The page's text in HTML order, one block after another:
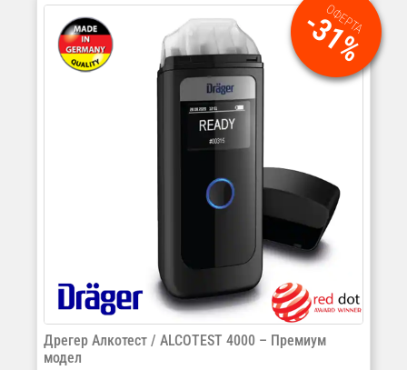
ОФЕРТА
-31%
Дрегер Алкотест / ALCOTEST 4000 – Премиум
модел